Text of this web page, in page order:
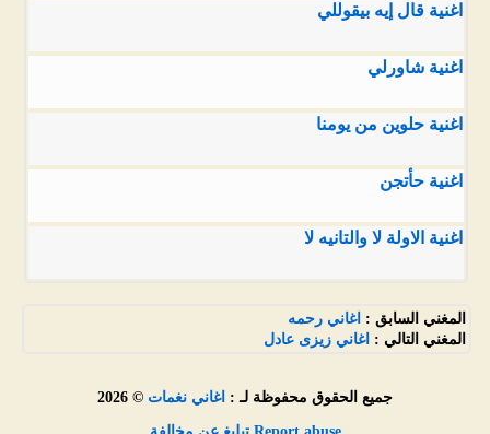
اغنية قال إيه بيقوللي
اغنية شاورلي
اغنية حلوين من يومنا
اغنية حأتجن
اغنية الاولة لا والتانيه لا
المغني السابق : اغاني رحمه
المغني التالي : اغاني زيزى عادل
جميع الحقوق محفوظة لـ : اغاني نغمات © 2026